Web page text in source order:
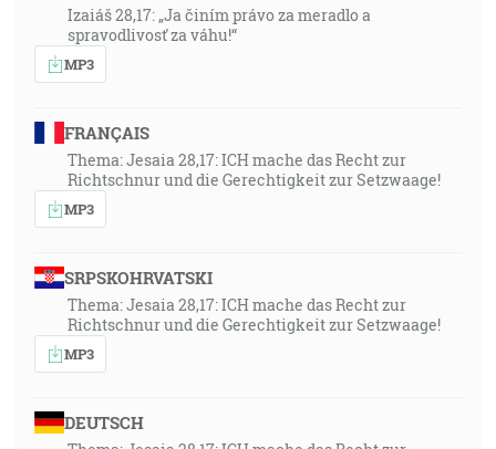
Izaiáš 28,17: „Ja činím právo za meradlo a
spravodlivosť za váhu!“
MP3
FRANÇAIS
Thema: Jesaia 28,17: ICH mache das Recht zur
Richtschnur und die Gerechtigkeit zur Setzwaage!
MP3
SRPSKOHRVATSKI
Thema: Jesaia 28,17: ICH mache das Recht zur
Richtschnur und die Gerechtigkeit zur Setzwaage!
MP3
DEUTSCH